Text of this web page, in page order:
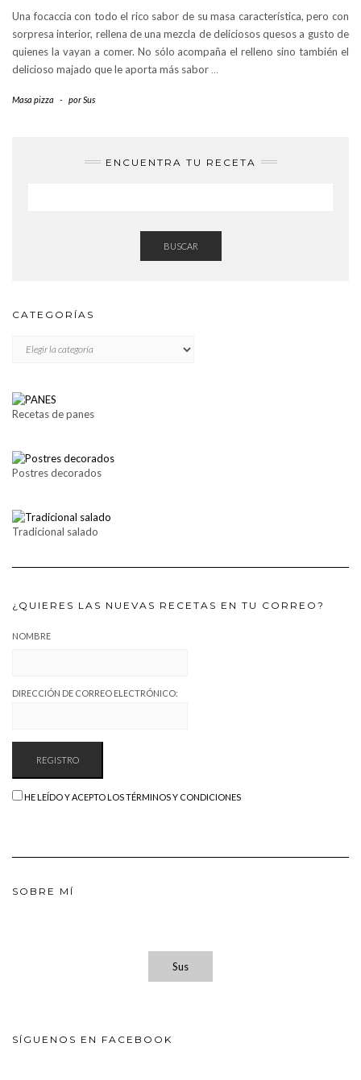
Una focaccia con todo el rico sabor de su masa característica, pero con
sorpresa interior, rellena de una mezcla de deliciosos quesos a gusto de
quienes la vayan a comer. No sólo acompaña el relleno sino también el
delicioso majado que le aporta más sabor …
Masa pizza - porSus
ENCUENTRA TU RECETA
BUSCAR
CATEGORÍAS
Recetas de panes
Postres decorados
Tradicional salado
¿QUIERES LAS NUEVAS RECETAS EN TU CORREO?
NOMBRE
DIRECCIÓN DE CORREO ELECTRÓNICO:
HE LEÍDO Y ACEPTO LOS TÉRMINOS Y CONDICIONES
SOBRE MÍ
Sus
SÍGUENOS EN FACEBOOK